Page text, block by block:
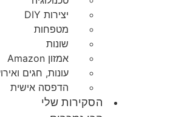
יצירות DIY
מטפחות
שונות
אמזון Amazon
עונות, חגים
הדפסה אישית
הסקירות שלי